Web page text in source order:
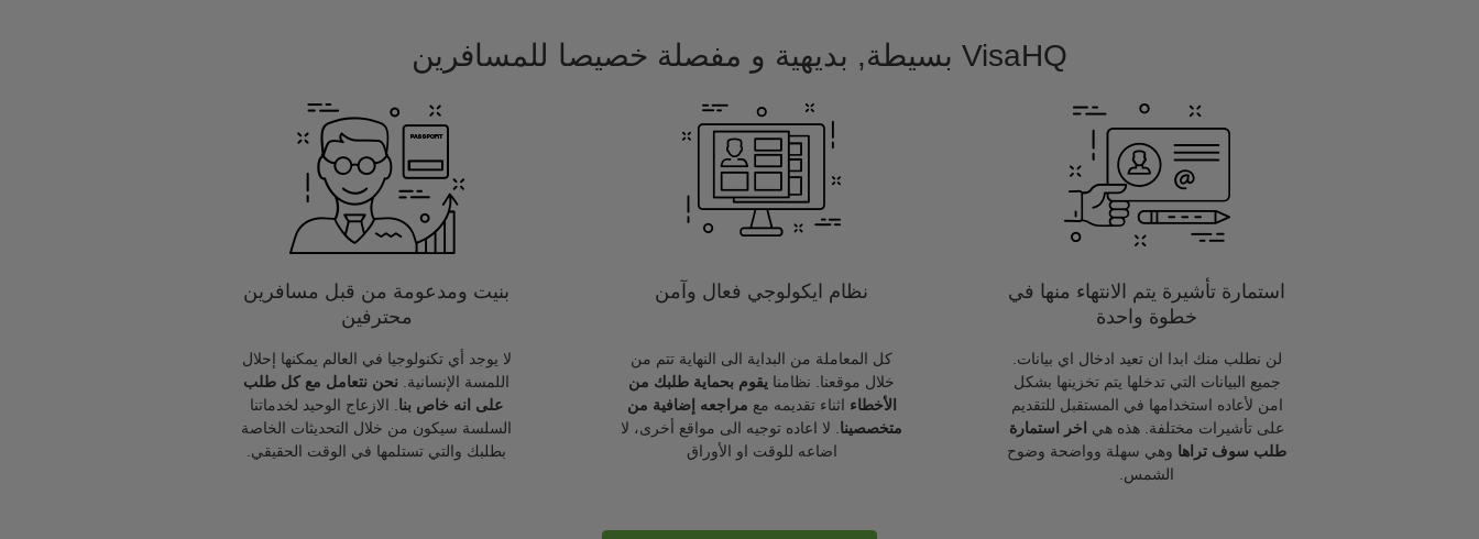
VisaHQ بسيطة, بديهية و مفصلة خصيصا للمسافرين
استمارة تأشيرة يتم الانتهاء منها في
خطوة واحدة
لن نطلب منك ابدا ان تعيد ادخال اي بيانات.
جميع البيانات التي تدخلها يتم تخزينها بشكل
امن لأعاده استخدامها في المستقبل للتقديم
على تأشيرات مختلفة. هذه هي
اخر استمارة
طلب سوف تراها وهي سهلة وواضحة وضوح
الشمس.
نظام ايكولوجي فعال وآمن
كل المعاملة من البداية الى النهاية تتم من
خلال موقعنا. نظامنا يقوم بحماية طلبك من
الأخطاء اثناء تقديمه مع مراجعه إضافية من
متخصصينا . لا اعاده توجيه الى مواقع أخرى، لا
اضاعه للوقت او الأوراق
بنيت ومدعومة من قبل مسافرين
محترفين
لا يوجد أي تكنولوجيا في العالم يمكنها إحلال
اللمسة الإنسانية. نحن نتعامل مع كل طلب
على انه خاص بنا . الازعاج الوحيد لخدماتنا
السلسة سيكون من خلال التحديثات الخاصة
بطلبك والتي تستلمها في الوقت الحقيقي.